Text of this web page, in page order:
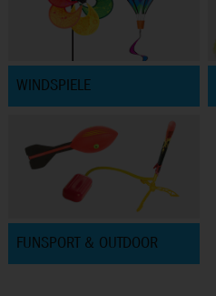
WINDSPIELE
FUNSPORT & OUTDOOR